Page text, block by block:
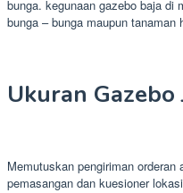
bunga. kegunaan gazebo baja di
bunga – bunga maupun tanaman
Ukuran Gazebo
Memutuskan pengiriman
pemasangan dan kuesioner